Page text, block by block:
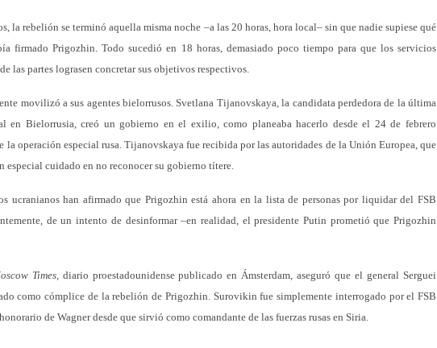
la rebelión se terminó aquella misma noche –a las 20 horas, hora local– sin que nadie supiese qué
firmado Prigozhin. Todo sucedió en 18 horas, demasiado poco tiempo para que los servicios
las partes lograsen concretar sus objetivos respectivos.
movilizó a sus agentes bielorrusos. Svetlana Tijanovskaya, la candidata perdedora de la última
en Bielorrusia, creó un gobierno en el exilio, como planeaba hacerlo desde el 24 de febrero
la operación especial rusa. Tijanovskaya fue recibida por las autoridades de la Unión Europea, que
especial cuidado en no reconocer su gobierno títere.
ucranianos han afirmado que Prigozhin está ahora en la lista de personas por liquidar del FSB
de un intento de desinformar –en realidad, el presidente Putin prometió que Prigozhin
Times, diario proestadounidense publicado en Ámsterdam, aseguró que el general Serguei
como cómplice de la rebelión de Prigozhin. Surovikin fue simplemente interrogado por el FSB
de Wagner desde que sirvió como comandante de las fuerzas rusas en Siria.